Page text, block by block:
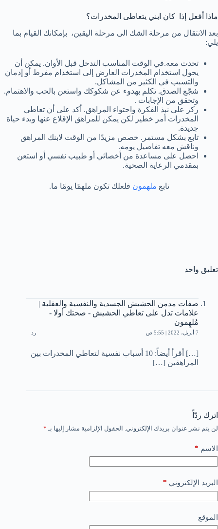
ماذا أفعل إذا كان ابني يتعاطى المخدرات؟
بعد الانتقال من مرحلة الشك الى مرحلة اليقين، بإمكانك القيام بما
يلي:
تحدث معه.في الوقت المناسب التدخل قبل الأوان. يمكن أن
يحول استخدام المخدرات العارض إلى استخدام مفرط أو إدمان
والتسبب في الكثير من المشاكل.
شجّع الصدق. تكلم بهدوء عن شكوكك واستعن بالحب والاهتمام.
وتحقق من الإجابات .
ركز على نبذ الفكرة واحتواء المراهق. أكد على أن تعاطي
المخدرات أمر خطير لكن يمكن للمراهق الإقلاع عنها وبدء حياة
جديدة.
تابع بشكل مستمر. خصص مزيدًا من الوقت لابنك المراهق
وناقش معه تفاصيل يومه.
احصل على مساعدة من أخصائي أو طبيب نفسي أو استعن
بمقدمي الرعاية الصحية.
تابع ملهمون فلعلك تكون ملهمًا يومًا ما.
تعليق واحد
صفات مدمن الحشيش الجسدية والنفسية والعقلية |
علامات تدل على تعاطي الحشيش - صحتك أولا -
مُلهِمون
7 أبريل، 2022 | 5:55 ص رد
[…] أقرأ أيضاً: 10 أسباب نفسية لتعاطي المخدرات بين
المراهقين […]
اترك ردّاً
لن يتم نشر عنوان بريدك الإلكتروني. الحقول الإلزامية مشار إليها بـ *
الاسم *
البريد الإلكتروني *
الموقع